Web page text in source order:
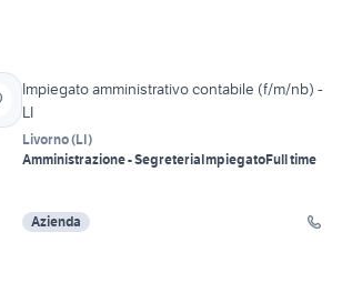
Impiegato amministrativo contabile (f/m/nb) -
LI
Livorno(LI)
Amministrazione - SegreteriaImpiegatoFull time
Azienda